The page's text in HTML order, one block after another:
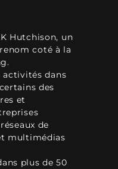
Hutchison, un
coté à la
activités dans
des
et
de
multimédias
plus de 50